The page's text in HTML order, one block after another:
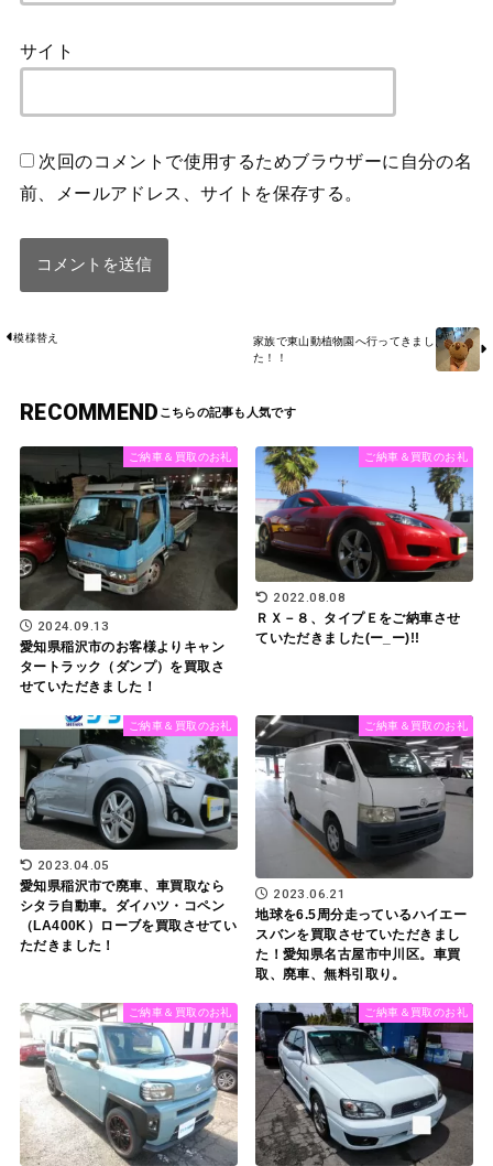
サイト
次回のコメントで使用するためブラウザーに自分の名
前、メールアドレス、サイトを保存する。
模様替え
家族で東山動植物園へ行ってきまし
た！！
RECOMMEND
ご納車＆買取のお礼
2024.09.13
愛知県稲沢市のお客様よりキャン
タートラック（ダンプ）を買取さ
せていただきました！
ご納車＆買取のお礼
2022.08.08
ＲＸ－８、タイプＥをご納車させ
ていただきました(ー_ー)!!
ご納車＆買取のお礼
2023.04.05
愛知県稲沢市で廃車、車買取なら
シタラ自動車。ダイハツ・コペン
（LA400K）ローブを買取させてい
ただきました！
ご納車＆買取のお礼
2023.06.21
地球を6.5周分走っているハイエー
スバンを買取させていただきまし
た！愛知県名古屋市中川区。車買
取、廃車、無料引取り。
ご納車＆買取のお礼 ご納車＆買取のお礼